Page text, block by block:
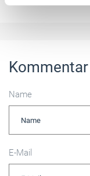
Name
E-Mail